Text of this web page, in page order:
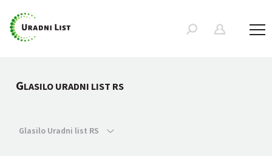
GLASILO URADNI LIST RS
Glasilo Uradni list RS